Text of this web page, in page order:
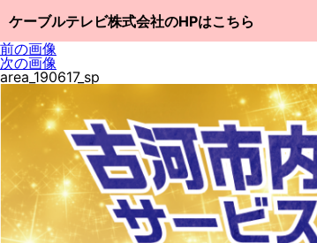
ケーブルテレビ株式会社のHPはこちら
前の画像
次の画像
area_190617_sp